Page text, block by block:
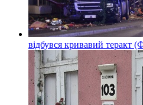
відбувся кривавий теракт